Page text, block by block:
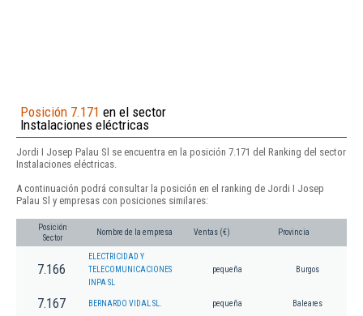
Posición 7.171 en el sector
Instalaciones eléctricas
Jordi I Josep Palau Sl se encuentra en la posición 7.171 del Ranking del sector
Instalaciones eléctricas.
A continuación podrá consultar la posición en el ranking de Jordi I Josep
Palau Sl y empresas con posiciones similares:
Posición
Sector
Nombre de la empresa Ventas (€) Provincia
7.166
ELECTRICIDAD Y
TELECOMUNICACIONES
INPA SL
pequeña Burgos
7.167 BERNARDO VIDAL SL. pequeña Baleares